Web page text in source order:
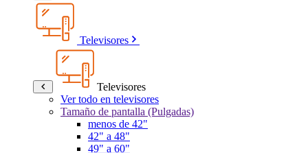
Televisores
Televisores
Ver todo en televisores
Tamaño de pantalla (Pulgadas)
menos de 42"
42" a 48"
49" a 60"